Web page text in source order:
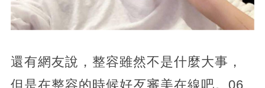
還有網友說，整容雖然不是什麼大事，
但是在整容的時候好歹審美在線吧。06